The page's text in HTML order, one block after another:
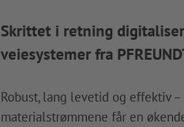
Skrittet i retning
veiesystemer fra
Robust, lang levetid og effektiv
materialstrømmene får en